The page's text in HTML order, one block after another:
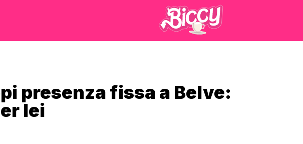
presenza fissa a Belve:
lei